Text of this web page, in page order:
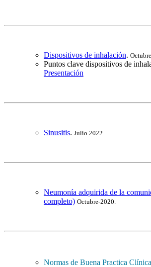
Dispositivos de inhalación.
Puntos clave dispositivos de
Presentación
Sinusitis. Julio 2022
Neumonía adquirida de la
completo) Octubre-2020.
Normas de Buena Practica